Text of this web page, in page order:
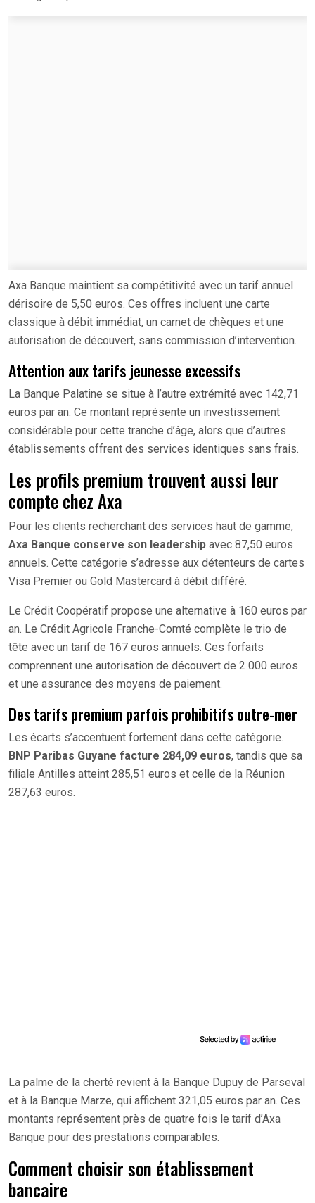
Axa Banque maintient sa compétitivité avec un tarif annuel
dérisoire de 5,50 euros. Ces offres incluent une carte
classique à débit immédiat, un carnet de chèques et une
autorisation de découvert, sans commission d’intervention.
Attention aux tarifs jeunesse excessifs
La Banque Palatine se situe à l’autre extrémité avec 142,71
euros par an. Ce montant représente un investissement
considérable pour cette tranche d’âge, alors que d’autres
établissements offrent des services identiques sans frais.
Les profils premium trouvent aussi leur
compte chez Axa
Pour les clients recherchant des services haut de gamme,
Axa Banque conserve son leadership avec 87,50 euros
annuels. Cette catégorie s’adresse aux détenteurs de cartes
Visa Premier ou Gold Mastercard à débit différé.
Le Crédit Coopératif propose une alternative à 160 euros par
an. Le Crédit Agricole Franche-Comté complète le trio de
tête avec un tarif de 167 euros annuels. Ces forfaits
comprennent une autorisation de découvert de 2 000 euros
et une assurance des moyens de paiement.
Des tarifs premium parfois prohibitifs outre-mer
Les écarts s’accentuent fortement dans cette catégorie.
BNP Paribas Guyane facture 284,09 euros, tandis que sa
filiale Antilles atteint 285,51 euros et celle de la Réunion
287,63 euros.
La palme de la cherté revient à la Banque Dupuy de Parseval
et à la Banque Marze, qui affichent 321,05 euros par an. Ces
montants représentent près de quatre fois le tarif d’Axa
Banque pour des prestations comparables.
Comment choisir son établissement
bancaire